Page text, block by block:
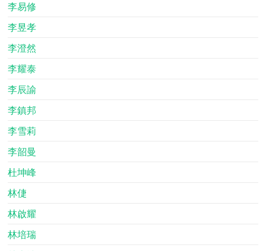
李易修
李昱孝
李澄然
李耀泰
李辰諭
李鎮邦
李雪莉
李韶曼
杜坤峰
林倢
林啟耀
林培瑞